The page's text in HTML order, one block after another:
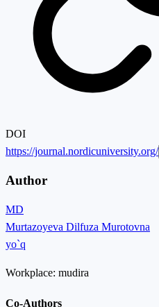
DOI
https://journal.nordicuniversity.org/
Author
MD
Murtazoyeva Dilfuza Murotovna
yo`q
Workplace: mudira
Co-Authors